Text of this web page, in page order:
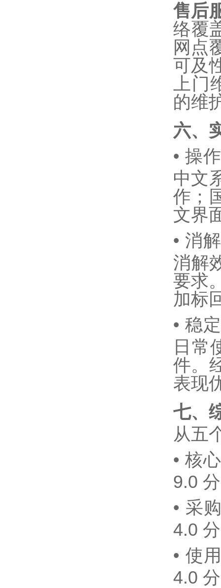
售后
络覆
网点
可及
上
的维
六、
• 操
中文
作；
文界
• 消
消解
要求
加标
• 稳
日常
件。
表现
七、
从五
• 核
9.0
• 采
4.0
• 使
4.0